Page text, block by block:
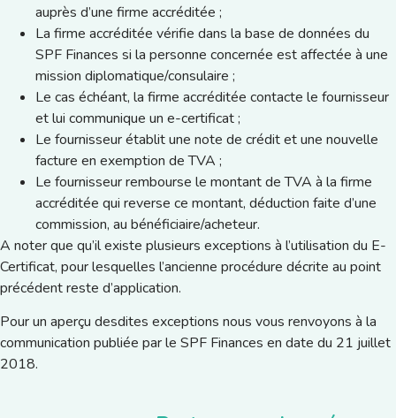
auprès d’une firme accréditée ;
La firme accréditée vérifie dans la base de données du
SPF Finances si la personne concernée est affectée à une
mission diplomatique/consulaire ;
Le cas échéant, la firme accréditée contacte le fournisseur
et lui communique un e-certificat ;
Le fournisseur établit une note de crédit et une nouvelle
facture en exemption de TVA ;
Le fournisseur rembourse le montant de TVA à la firme
accréditée qui reverse ce montant, déduction faite d’une
commission, au bénéficiaire/acheteur.
A noter que qu’il existe plusieurs exceptions à l’utilisation du E-
Certificat, pour lesquelles l’ancienne procédure décrite au point
précédent reste d’application.
Pour un aperçu desdites exceptions nous vous renvoyons à la
communication publiée par le SPF Finances en date du 21 juillet
2018.